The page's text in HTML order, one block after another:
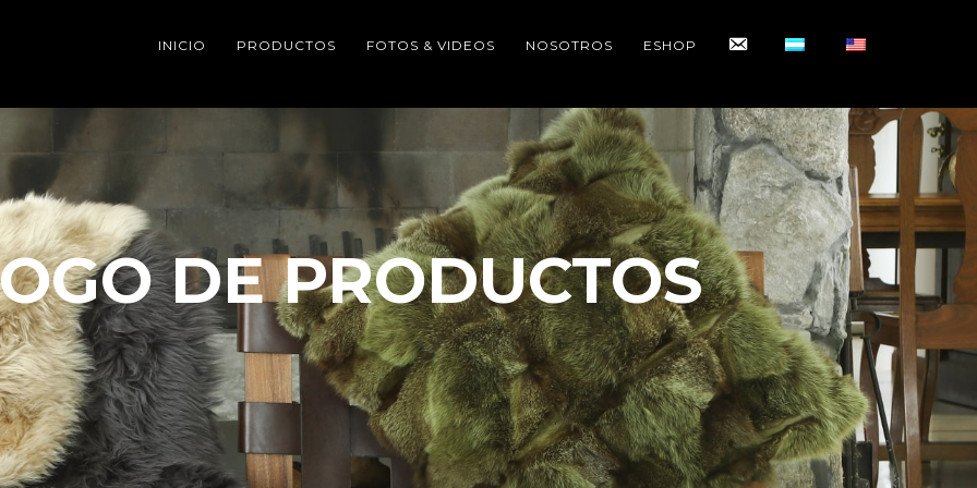
INICIO PRODUCTOS FOTOS & VIDEOS NOSOTROS ESHOP CONTACTO
DE PRODUCTOS